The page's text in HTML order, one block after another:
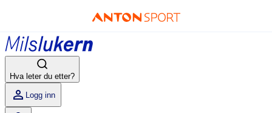
Hva leter du etter?
Logg inn